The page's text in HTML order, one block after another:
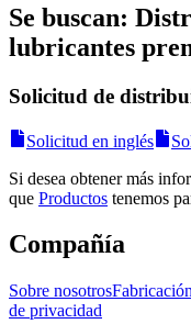
Se buscan:
lubricantes
Solicitud de
Solicitud en inglés
Si desea obtener más
que Productos tenemos
Compañía
Sobre nosotrosFabricación
de privacidad